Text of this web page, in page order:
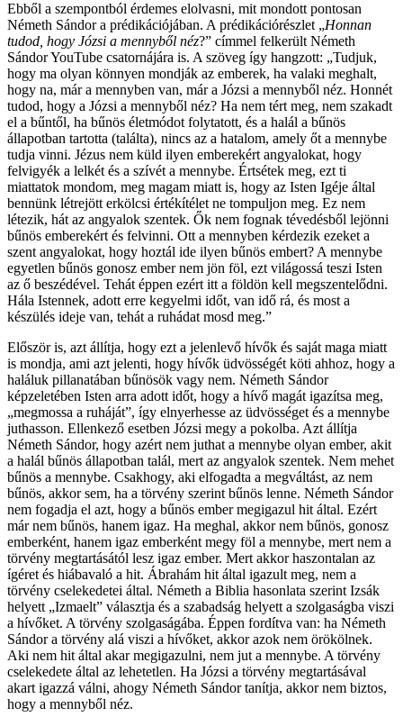
Ebből a szempontból érdemes elolvasni, mit mondott pontosan
Németh Sándor a prédikációjában. A prédikációrészlet „Honnan
tudod, hogy Józsi a mennyből néz?” címmel felkerült Németh
Sándor YouTube csatornájára is. A szöveg így hangzott: „Tudjuk,
hogy ma olyan könnyen mondják az emberek, ha valaki meghalt,
hogy na, már a mennyben van, már a Józsi a mennyből néz. Honnét
tudod, hogy a Józsi a mennyből néz? Ha nem tért meg, nem szakadt
el a bűntől, ha bűnös életmódot folytatott, és a halál a bűnös
állapotban tartotta (találta), nincs az a hatalom, amely őt a mennybe
tudja vinni. Jézus nem küld ilyen emberekért angyalokat, hogy
felvigyék a lelkét és a szívét a mennybe. Értsétek meg, ezt ti
miattatok mondom, meg magam miatt is, hogy az Isten Igéje által
bennünk létrejött erkölcsi értékítélet ne tompuljon meg. Ez nem
létezik, hát az angyalok szentek. Ők nem fognak tévedésből lejönni
bűnös emberekért és felvinni. Ott a mennyben kérdezik ezeket a
szent angyalokat, hogy hoztál ide ilyen bűnös embert? A mennybe
egyetlen bűnös gonosz ember nem jön föl, ezt világossá teszi Isten
az ő beszédével. Tehát éppen ezért itt a földön kell megszentelődni.
Hála Istennek, adott erre kegyelmi időt, van idő rá, és most a
készülés ideje van, tehát a ruhádat mosd meg.”
Először is, azt állítja, hogy ezt a jelenlevő hívők és saját maga miatt
is mondja, ami azt jelenti, hogy hívők üdvösségét köti ahhoz, hogy a
haláluk pillanatában bűnösök vagy nem. Németh Sándor
képzeletében Isten arra adott időt, hogy a hívő magát igazítsa meg,
„megmossa a ruháját”, így elnyerhesse az üdvösséget és a mennybe
juthasson. Ellenkező esetben Józsi megy a pokolba. Azt állítja
Németh Sándor, hogy azért nem juthat a mennybe olyan ember, akit
a halál bűnös állapotban talál, mert az angyalok szentek. Nem mehet
bűnös a mennybe. Csakhogy, aki elfogadta a megváltást, az nem
bűnös, akkor sem, ha a törvény szerint bűnös lenne. Németh Sándor
nem fogadja el azt, hogy a bűnös ember megigazul hit által. Ezért
már nem bűnös, hanem igaz. Ha meghal, akkor nem bűnös, gonosz
emberként, hanem igaz emberként megy föl a mennybe, mert nem a
törvény megtartásától lesz igaz ember. Mert akkor haszontalan az
ígéret és hiábavaló a hit. Ábrahám hit által igazult meg, nem a
törvény cselekedetei által. Németh a Biblia hasonlata szerint Izsák
helyett „Izmaelt” választja és a szabadság helyett a szolgaságba viszi
a hívőket. A törvény szolgaságába. Éppen fordítva van: ha Németh
Sándor a törvény alá viszi a hívőket, akkor azok nem örökölnek.
Aki nem hit által akar megigazulni, nem jut a mennybe. A törvény
cselekedete által az lehetetlen. Ha Józsi a törvény megtartásával
akart igazzá válni, ahogy Németh Sándor tanítja, akkor nem biztos,
hogy a mennyből néz.